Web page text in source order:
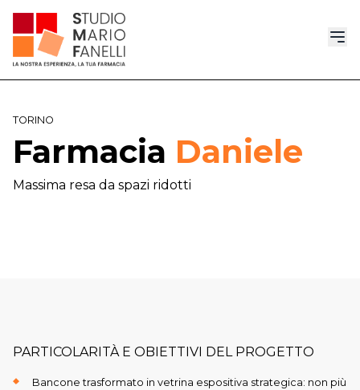
TORINO
Farmacia Daniele
Massima resa da spazi ridotti
PARTICOLARITÀ E OBIETTIVI DEL PROGETTO
Bancone trasformato in vetrina espositiva strategica: non più